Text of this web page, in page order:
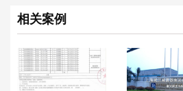
相关案例